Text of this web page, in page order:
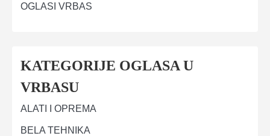
OGLASI VRBAS
KATEGORIJE OGLASA U
VRBASU
ALATI I OPREMA
BELA TEHNIKA